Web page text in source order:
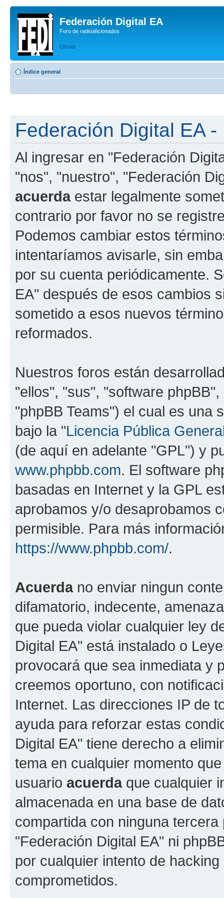
Federación Digital EA
Foro de radioaficionados
Obviar
Índice general
Federación Digital EA -
Al ingresar en "Federación
"nos", "nuestro", "Federación
acuerdaestar legalmente
contrario por favor no se
Podemos cambiar estos
intentaríamos avisarle, sin
por su cuenta periódicamente.
EA" después de esos cambios
sometido a esos nuevos
reformados.
Nuestros foros están
"ellos", "sus", "software
"phpBB Teams") el cual es una
bajo la "Licencia Pública
(de aquí en adelante "GPL") y
www.phpbb.com. El software
basadas en Internet y la GPL
aprobamos y/o desaprobamos
permisible. Para más
https://www.phpbb.com/.
Acuerdano enviar ningun
difamatorio, indecente,
que pueda violar cualquier ley
Digital EA" está instalado o
provocará que sea inmediata y
creemos oportuno, con
Internet. Las direcciones IP de
ayuda para reforzar estas
Digital EA" tiene derecho a
tema en cualquier momento
usuario acuerdaque cualquier
almacenada en una base de
compartida con ninguna
"Federación Digital EA" ni
por cualquier intento de
comprometidos.